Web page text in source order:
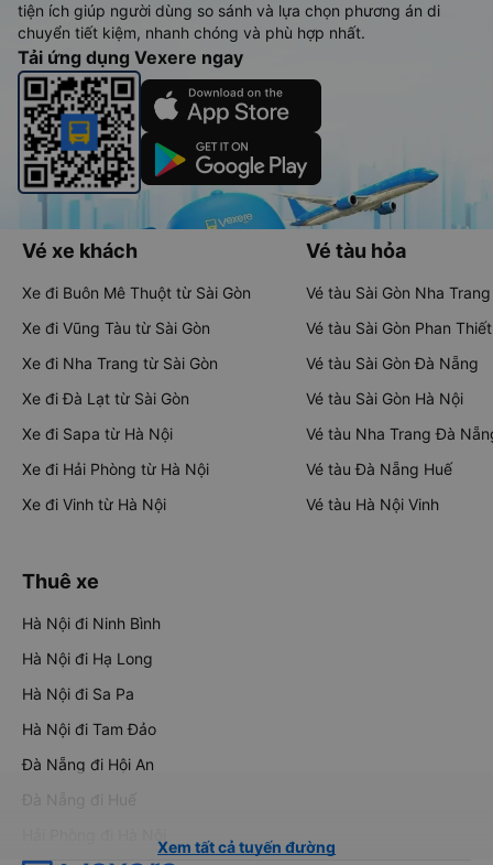
tiện ích giúp người dùng so sánh và lựa chọn phương án di
chuyển tiết kiệm, nhanh chóng và phù hợp nhất.
Tải ứng dụng Vexere ngay
Vé xe khách
Xe đi Buôn Mê Thuột từ Sài Gòn
Xe đi Vũng Tàu từ Sài Gòn
Xe đi Nha Trang từ Sài Gòn
Xe đi Đà Lạt từ Sài Gòn
Xe đi Sapa từ Hà Nội
Xe đi Hải Phòng từ Hà Nội
Xe đi Vinh từ Hà Nội
Vé tàu hỏa
Vé tàu Sài Gòn Nha Trang
Vé tàu Sài Gòn Phan Thiết
Vé tàu Sài Gòn Đà Nẵng
Vé tàu Sài Gòn Hà Nội
Vé tàu Nha Trang Đà
Vé tàu Đà Nẵng Huế
Vé tàu Hà Nội Vinh
Thuê xe
Hà Nội đi Ninh Bình
Hà Nội đi Hạ Long
Hà Nội đi Sa Pa
Hà Nội đi Tam Đảo
Đà Nẵng đi Hội An
Đà Nẵng đi Huế
Xem tất cả tuyến đường